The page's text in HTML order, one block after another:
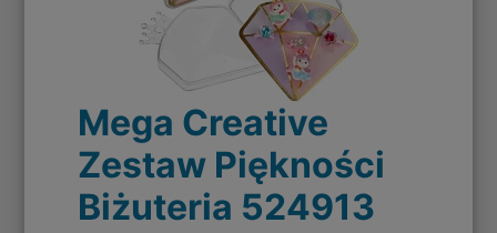
Mega Creative
Zestaw Piękności
Biżuteria 524913